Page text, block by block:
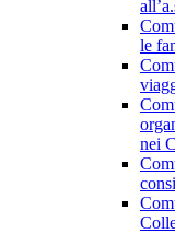
le
nei